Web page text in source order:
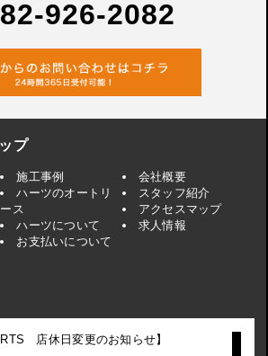
926-2082
プ
施工事例
ハーツのオートリ
ース
ハーツについて
お支払いについて
会社概要
スタッフ紹介
アクセスマップ
求人情報
店休日変更のお知らせ】